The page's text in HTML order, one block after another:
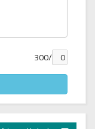
/300